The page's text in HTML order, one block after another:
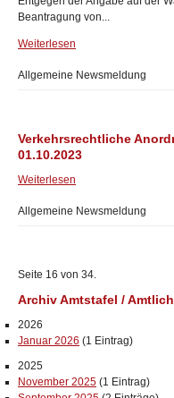
Beantragung von...
Weiterlesen
Allgemeine Newsmeldung
Verkehrsrechtliche
01.10.2023
Weiterlesen
Allgemeine Newsmeldung
Seite 16 von 34.
Archiv Amtstafel /
2026
Januar 2026 (1 Eintrag)
2025
November 2025 (1 Eintrag)